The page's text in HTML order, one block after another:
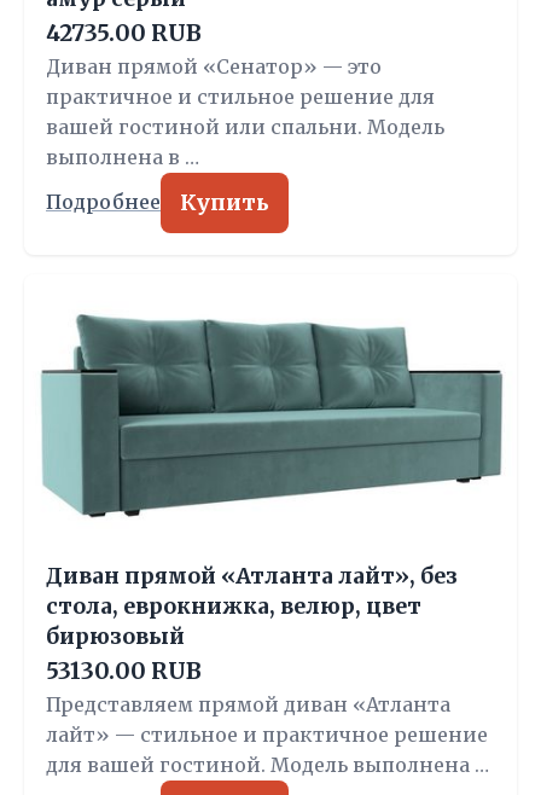
42735.00 RUB
Диван прямой «Сенатор» — это
практичное и стильное решение для
вашей гостиной или спальни. Модель
выполнена в …
Подробнее Купить
Диван прямой «Атланта лайт», без
стола, еврокнижка, велюр, цвет
бирюзовый
53130.00 RUB
Представляем прямой диван «Атланта
лайт» — стильное и практичное решение
для вашей гостиной. Модель выполнена …